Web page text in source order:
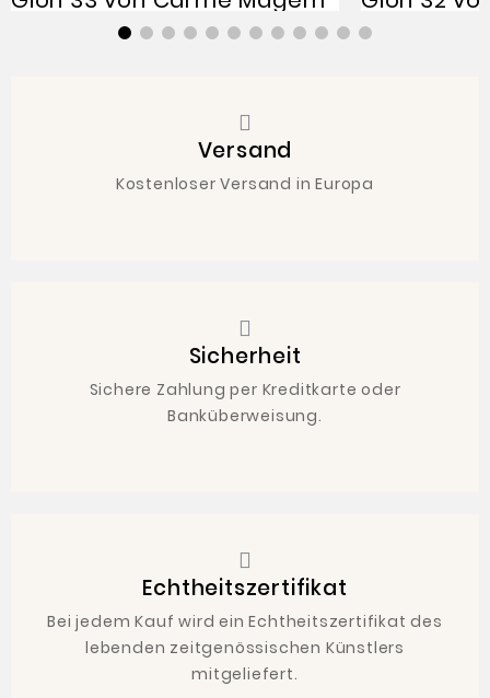
Versand
Kostenloser Versand in Europa
Sicherheit
Sichere Zahlung per Kreditkarte oder
Banküberweisung.
Echtheitszertifikat
Bei jedem Kauf wird ein Echtheitszertifikat des
lebenden zeitgenössischen Künstlers
mitgeliefert.